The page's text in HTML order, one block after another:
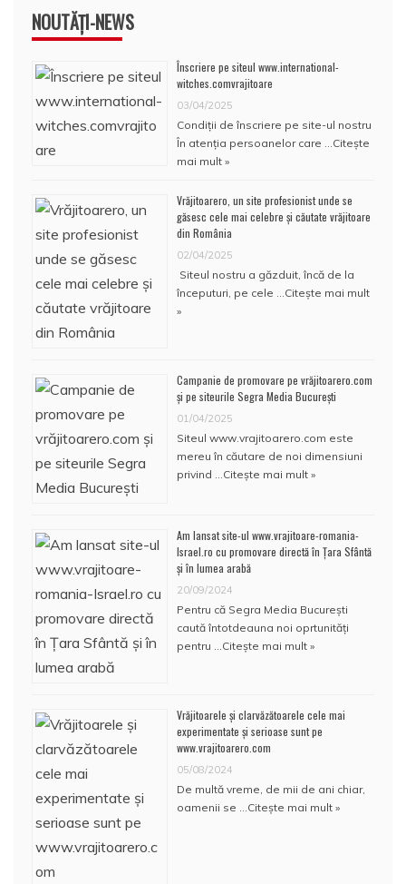
NOUTĂȚI-NEWS
Înscriere pe siteul www.international-
witches.comvrajitoare
03/04/2025
Condiţii de înscriere pe site-ul nostru
În atenţia persoanelor care …Citește
mai mult »
Vrăjitoarero, un site profesionist unde se
găsesc cele mai celebre și căutate vrăjitoare
din România
02/04/2025
Siteul nostru a găzduit, încă de la
începuturi, pe cele …Citește mai mult
»
Campanie de promovare pe vrăjitoarero.com
și pe siteurile Segra Media București
01/04/2025
Siteul www.vrajitoarero.com este
mereu în căutare de noi dimensiuni
privind …Citește mai mult »
Am lansat site-ul www.vrajitoare-romania-
Israel.ro cu promovare directă în Țara Sfântă
și în lumea arabă
20/09/2024
Pentru că Segra Media București
caută întotdeauna noi oprtunități
pentru …Citește mai mult »
Vrăjitoarele și clarvăzătoarele cele mai
experimentate și serioase sunt pe
www.vrajitoarero.com
05/08/2024
De multă vreme, de mii de ani chiar,
oamenii se …Citește mai mult »